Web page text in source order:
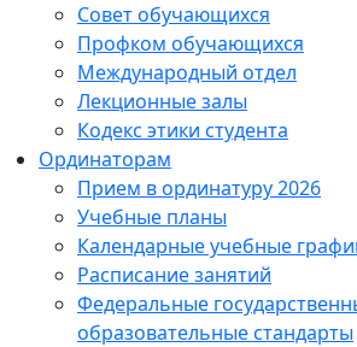
Совет обучающихся
Профком обучающихся
Международный отдел
Лекционные залы
Кодекс этики студента
Ординаторам
Прием в ординатуру 2026
Учебные планы
Календарные учебные
Расписание занятий
Федеральные
образовательные стандарты